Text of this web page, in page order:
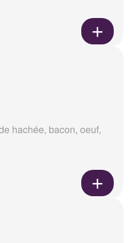
hachée, bacon, oeuf,